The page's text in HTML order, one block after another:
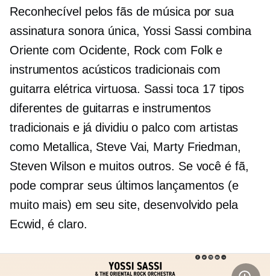
Reconhecível pelos fãs de música por sua
assinatura sonora única, Yossi Sassi combina
Oriente com Ocidente, Rock com Folk e
instrumentos acústicos tradicionais com
guitarra elétrica virtuosa. Sassi toca 17 tipos
diferentes de guitarras e instrumentos
tradicionais e já dividiu o palco com artistas
como Metallica, Steve Vai, Marty Friedman,
Steven Wilson e muitos outros. Se você é fã,
pode comprar seus últimos lançamentos (e
muito mais) em seu site, desenvolvido pela
Ecwid, é claro.